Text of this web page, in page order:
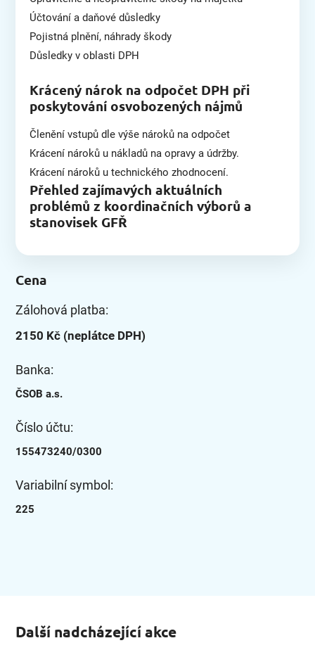
Účtování a daňové důsledky
Pojistná plnění, náhrady škody
Důsledky v oblasti DPH
Krácený nárok na odpočet DPH při
poskytování osvobozených nájmů
Členění vstupů dle výše nároků na odpočet
Krácení nároků u nákladů na opravy a údržby.
Krácení nároků u technického zhodnocení.
Přehled zajímavých aktuálních
problémů z koordinačních výborů a
stanovisek GFŘ
Cena
Zálohová platba:
2150 Kč (neplátce DPH)
Banka:
ČSOB a.s.
Číslo účtu:
155473240/0300
Variabilní symbol:
225
Další nadcházející akce